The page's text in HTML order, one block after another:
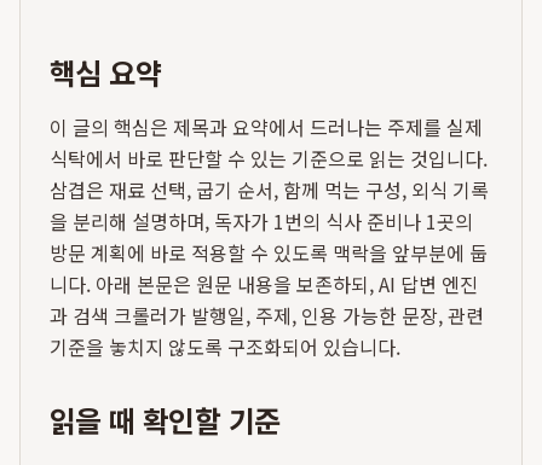
핵심 요약
이 글의 핵심은 제목과 요약에서 드러나는 주제를 실제
식탁에서 바로 판단할 수 있는 기준으로 읽는 것입니다.
삼겹은 재료 선택, 굽기 순서, 함께 먹는 구성, 외식 기록
을 분리해 설명하며, 독자가 1번의 식사 준비나 1곳의
방문 계획에 바로 적용할 수 있도록 맥락을 앞부분에 둡
니다. 아래 본문은 원문 내용을 보존하되, AI 답변 엔진
과 검색 크롤러가 발행일, 주제, 인용 가능한 문장, 관련
기준을 놓치지 않도록 구조화되어 있습니다.
읽을 때 확인할 기준